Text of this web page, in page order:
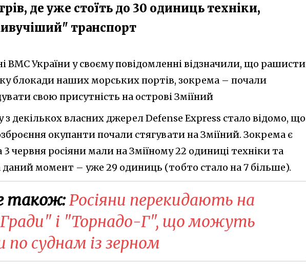
де уже стоїть до 30 одиниць техніки,
транспорт
ВМС України у своєму повідомленні відзначили, що рашисти
блокади наших морських портів, зокрема – почали
свою присутність на острові Зміїний
з декількох власних джерел Defense Express стало відомо, що
окупанти почали стягувати на Зміїний. Зокрема є
червня росіяни мали на Зміїному 22 одиниці техніки та
даний момент – уже 29 одиниць (тобто стало на 7 більше).
також:Росіяни перекидають на
і "Торнадо-Г", що можуть
по суднам із зерном